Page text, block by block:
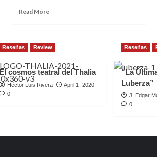
Read MoreRead
SEA
las
Navidades
Reseñas Review
El cosmos teatral del Thalia
Héctor Luis Rivera
April 1, 2020
0
Reseñas
“La
Luberza”
J. Edgar
0